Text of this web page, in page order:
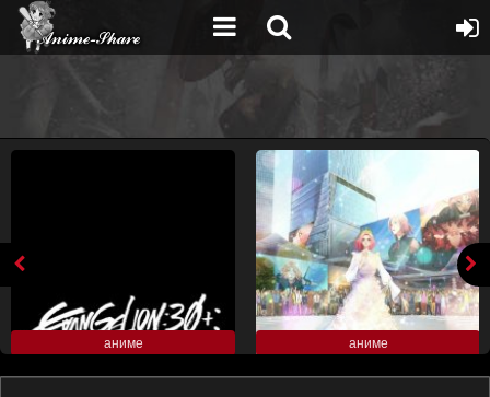
аниме аниме